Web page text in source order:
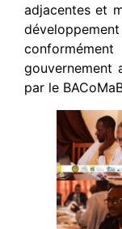
adjacentes et
gouvernement
par le